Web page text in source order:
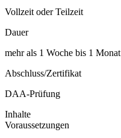
Vollzeit oder Teilzeit
Dauer
mehr als 1 Woche bis 1 Monat
Abschluss/Zertifikat
DAA-Prüfung
Inhalte
Voraussetzungen